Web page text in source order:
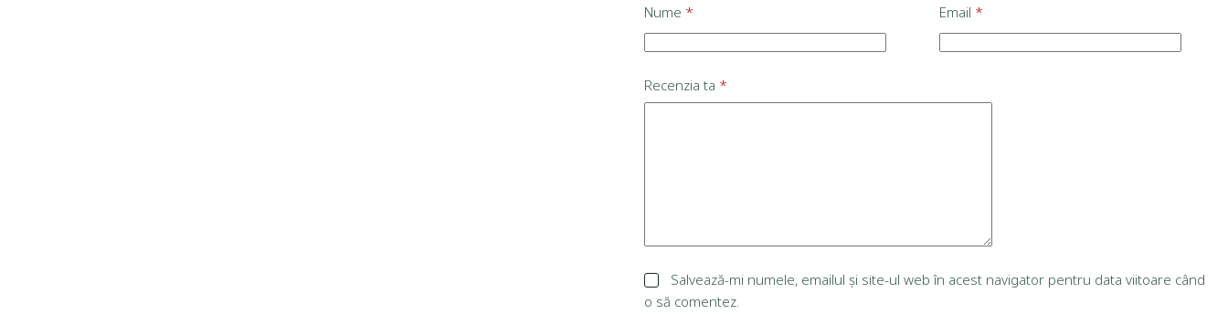
Nume * Email *
Recenzia ta *
Salvează-mi numele, emailul și site-ul web în acest navigator pentru data viitoare când
o să comentez.